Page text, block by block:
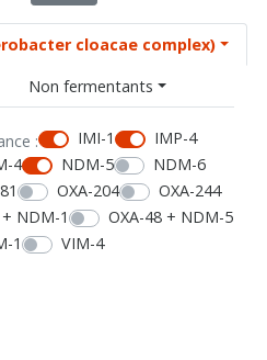
cloacae complex)
Non fermentants
: IMI-1
IMP-4
4 NDM-5
NDM-6
OXA-204
OXA-244
NDM-1
OXA-48 + NDM-5
1
VIM-4